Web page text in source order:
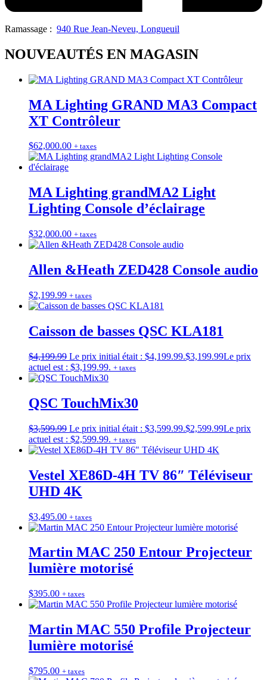
Ramassage : 940 Rue Jean-Neveu, Longueuil
NOUVEAUTÉS EN MAGASIN
MA Lighting GRAND MA3 Compact
XT Contrôleur
$62,000.00 + taxes
MA Lighting grandMA2 Light
Lighting Console d’éclairage
$32,000.00 + taxes
Allen &Heath ZED428 Console audio
$2,199.99 + taxes
Caisson de basses QSC KLA181
$4,199.99 Le prix initial était : $4,199.99.$3,199.99Le prix
actuel est : $3,199.99. + taxes
QSC TouchMix30
$3,599.99 Le prix initial était : $3,599.99.$2,599.99Le prix
actuel est : $2,599.99. + taxes
Vestel XE86D-4H TV 86″ Téléviseur
UHD 4K
$3,495.00 + taxes
Martin MAC 250 Entour Projecteur
lumière motorisé
$395.00 + taxes
Martin MAC 550 Profile Projecteur
lumière motorisé
$795.00 + taxes